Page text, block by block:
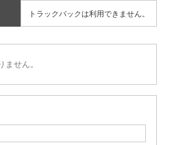
トラックバックは利用できません。
せん。